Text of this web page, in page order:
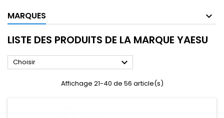
MARQUES
LISTE DES PRODUITS DE LA MARQUE YAESU
Choisir 
Affichage 21-40 de 56 article(s)